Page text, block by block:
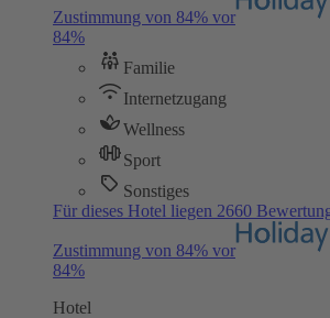
Zustimmung von 84% vor
84%
Familie
Internetzugang
Wellness
Sport
Sonstiges
Für dieses Hotel liegen 2660
Zustimmung von 84% vor
84%
Hotel